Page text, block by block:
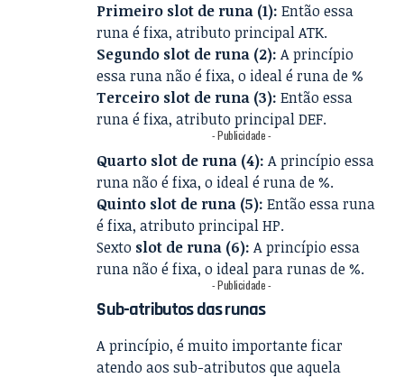
Primeiro slot de runa (1): Então essa
runa é fixa, atributo principal ATK.
Segundo slot de runa (2): A princípio
essa runa não é fixa, o ideal é runa de %
Terceiro slot de runa (3):Então essa
runa é fixa, atributo principal DEF.
- Publicidade -
Quarto slot de runa (4): A princípio essa
runa não é fixa, o ideal é runa de %.
Quinto slot de runa (5): Então essa runa
é fixa, atributo principal HP.
Sexto slot de runa (6): A princípio essa
runa não é fixa, o ideal para runas de %.
- Publicidade -
Sub-atributos das runas
A princípio, é muito importante ficar
atendo aos sub-atributos que aquela